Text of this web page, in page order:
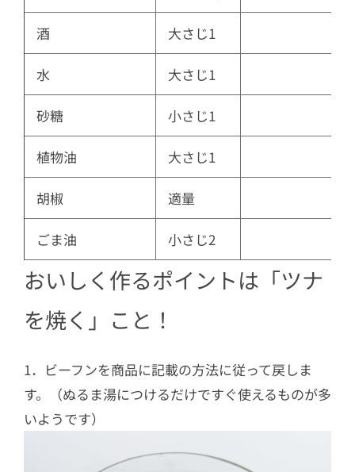
酒 大さじ1
水 大さじ1
砂糖 小さじ1
植物油 大さじ1
胡椒 適量
ごま油 小さじ2
おいしく作るポイントは「ツナ
を焼く」こと！
1．ビーフンを商品に記載の方法に従って戻しま
す。（ぬるま湯につけるだけですぐ使えるものが多
いようです）